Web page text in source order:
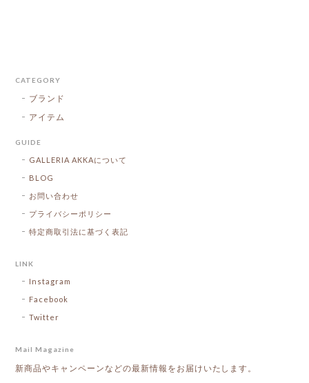
CATEGORY
ブランド
アイテム
GUIDE
GALLERIA AKKAについて
BLOG
お問い合わせ
プライバシーポリシー
特定商取引法に基づく表記
LINK
Instagram
Facebook
Twitter
Mail Magazine
新商品やキャンペーンなどの最新情報をお届けいたします。